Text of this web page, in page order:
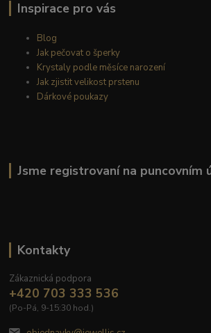
Inspirace pro vás
Blog
Jak pečovat o šperky
Krystaly podle měsíce narození
Jak zjistit velikost prstenu
Dárkové poukazy
Jsme registrovaní na puncovním
Kontakty
Zákaznická podpora
+420 703 333 536
(Po-Pá, 9-15:30 hod.)